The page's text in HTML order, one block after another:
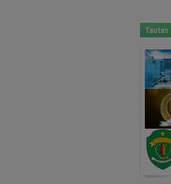
Tautan